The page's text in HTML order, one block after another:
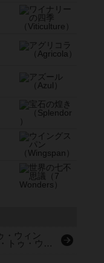
トゥー・スロース・トゥ・ウィン